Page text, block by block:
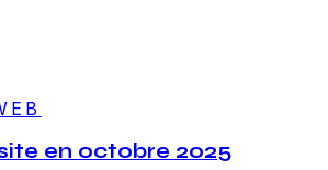
en octobre 2025